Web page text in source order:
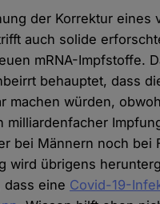
der Korrektur eines
auch solide
mRNA-Impfstoffe.
behauptet, dass
machen würden,
milliardenfacher
bei Männern noch bei
wird übrigens
dass eine Covid-19-